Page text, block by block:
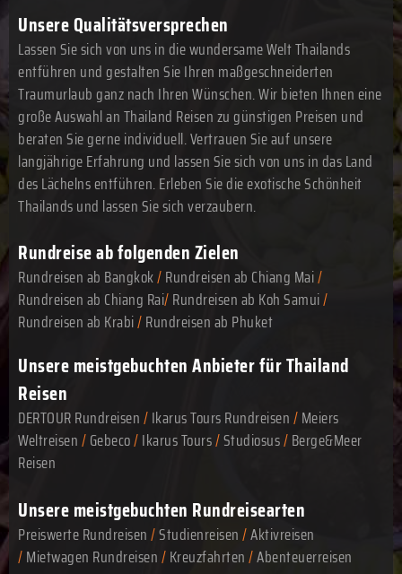
Unsere Qualitätsversprechen
Lassen Sie sich von uns in die wundersame Welt Thailands
entführen und gestalten Sie Ihren maßgeschneiderten
Traumurlaub ganz nach Ihren Wünschen. Wir bieten Ihnen eine
große Auswahl an Thailand Reisen zu günstigen Preisen und
beraten Sie gerne individuell. Vertrauen Sie auf unsere
langjährige Erfahrung und lassen Sie sich von uns in das Land
des Lächelns entführen. Erleben Sie die exotische Schönheit
Thailands und lassen Sie sich verzaubern.
Rundreise ab folgenden Zielen
Rundreisen ab Bangkok/Rundreisen ab Chiang Mai/
Rundreisen ab Chiang Rai/Rundreisen ab Koh Samui/
Rundreisen ab Krabi/Rundreisen ab Phuket
Unsere meistgebuchten Anbieter für Thailand
Reisen
DERTOUR Rundreisen/Ikarus Tours Rundreisen/Meiers
Weltreisen/Gebeco/Ikarus Tours/Studiosus/Berge&Meer
Reisen
Unsere meistgebuchten Rundreisearten
Preiswerte Rundreisen/Studienreisen/Aktivreisen
/Mietwagen Rundreisen/Kreuzfahrten/Abenteuerreisen